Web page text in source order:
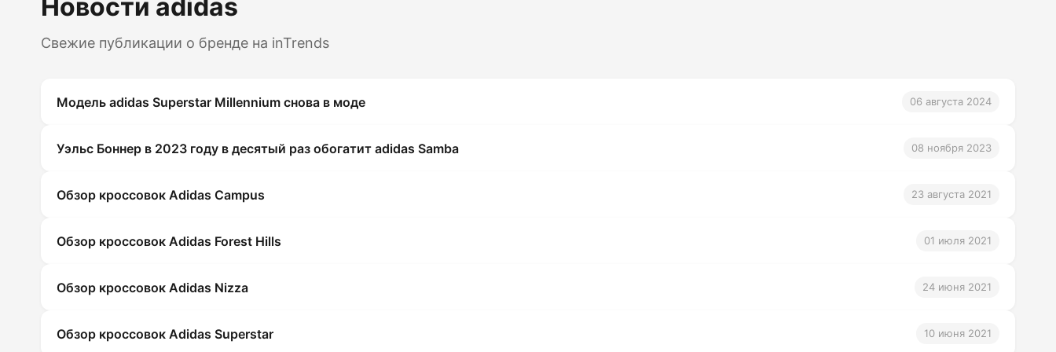
Новости adidas
Свежие публикации о бренде на inTrends
Модель adidas Superstar Millennium снова в моде 06 августа 2024
Уэльс Боннер в 2023 году в десятый раз обогатит adidas Samba 08 ноября 2023
Обзор кроссовок Adidas Campus 23 августа 2021
Обзор кроссовок Adidas Forest Hills 01 июля 2021
Обзор кроссовок Adidas Nizza 24 июня 2021
Обзор кроссовок Adidas Superstar 10 июня 2021